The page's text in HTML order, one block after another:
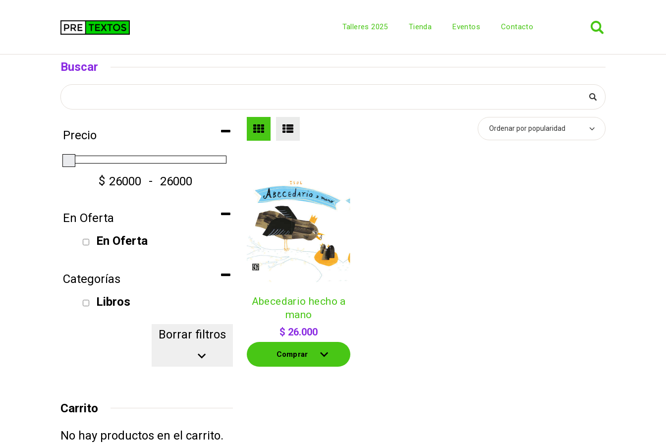
Talleres 2025 Tienda Eventos Contacto
Buscar
abecedario hecho a
mano
$ 26.000
Comprar
Precio
$ -
En Oferta
En Oferta
Categorías
Libros
Borrar filtros
Carrito
No hay productos en el carrito.